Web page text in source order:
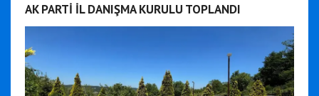
AK PARTİ İL DANIŞMA KURULU TOPLANDI